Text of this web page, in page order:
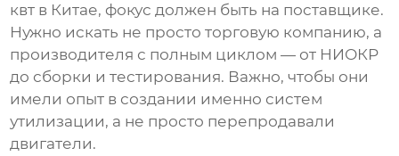
квт в Китае, фокус должен быть на поставщике.
Нужно искать не просто торговую компанию, а
производителя с полным циклом — от НИОКР
до сборки и тестирования. Важно, чтобы они
имели опыт в создании именно систем
утилизации, а не просто перепродавали
двигатели.